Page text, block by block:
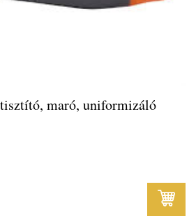
maró, uniformizáló